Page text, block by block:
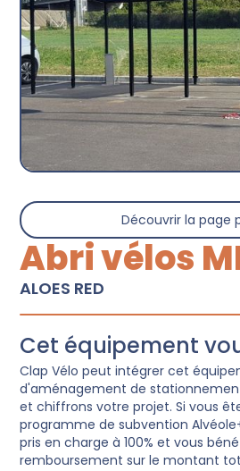
Découvrir la page
Abri vélos
ALOES RED
Cet équipement
Clap Vélo peut intégrer cet
d'aménagement de
et chiffrons votre projet. Si vous
programme de subvention
pris en charge à 100% et vous
remboursement sur le montant